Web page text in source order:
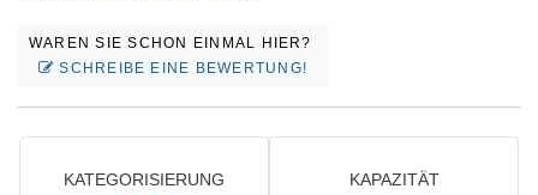
WAREN SIE SCHON EINMAL HIER?
SCHREIBE EINE BEWERTUNG!
KATEGORISIERUNG KAPAZITÄT